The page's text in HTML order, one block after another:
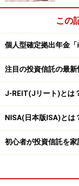
この
個人型確定拠出年金
注目の投資信託の最新
J-REIT(Jリート)とは
NISA(日本版ISA)とは
初心者が投資信託を